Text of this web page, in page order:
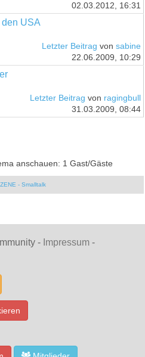
02.03.2012, 16:31
den USA
Letzter Beitrag von sabine
22.06.2009, 10:29
Letzter Beitrag von ragingbull
31.03.2009, 08:44
anschauen: 1 Gast/Gäste
- Smalltalk
- Impressum -